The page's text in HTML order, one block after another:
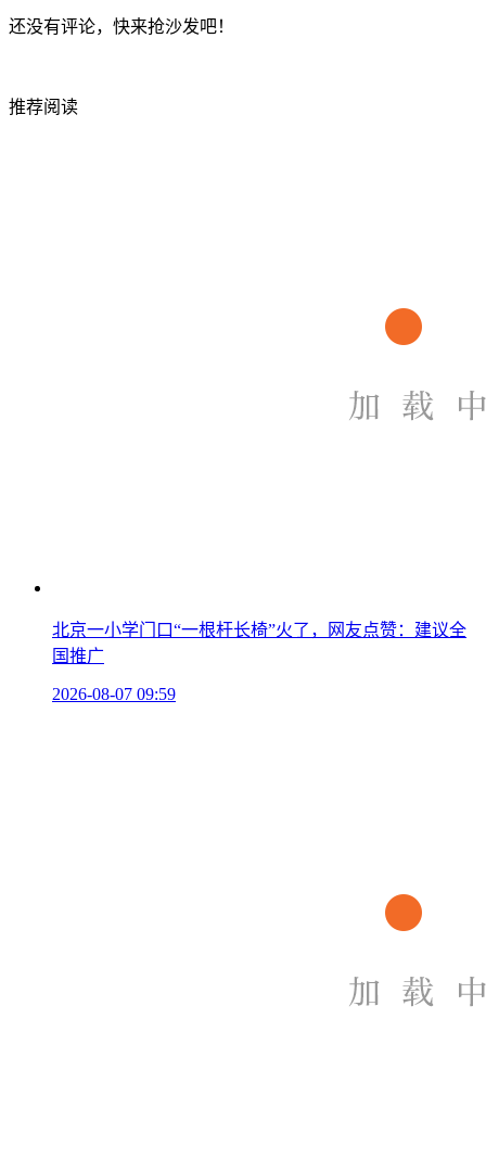
还没有评论，快来抢沙发吧！
推荐阅读
北京一小学门口“一根杆长椅”火了，网友点赞：建议全
国推广
2026-08-07 09:59